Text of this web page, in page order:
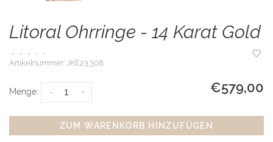
Litoral Ohrringe - 14 Karat Gold
• • • •
•
Artikelnummer: JKE23.308
Menge: +
- €579,00
ZUM WARENKORB HINZUFÜGEN